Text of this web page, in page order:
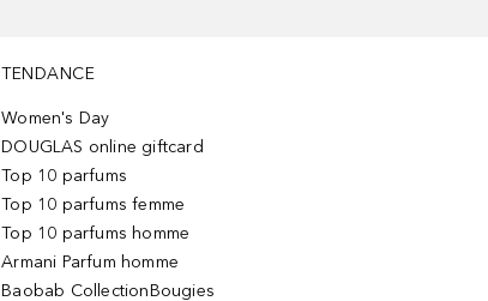
TENDANCE
Women's Day
DOUGLAS online giftcard
Top 10 parfums
Top 10 parfums femme
Top 10 parfums homme
Armani Parfum homme
Baobab CollectionBougies